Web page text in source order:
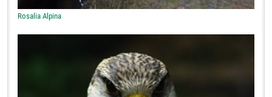
Rosalia Alpina